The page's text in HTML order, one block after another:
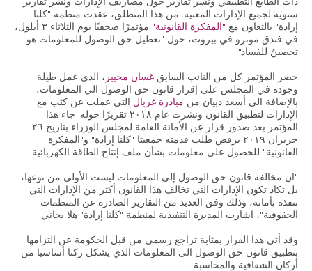
الصحافة و الإعلام
أحدث الإصدارات
الملفات الصحفية
إتصل بنا
AR
سنوية لجميع الإدارات المعنية. من هذا المنطلق، عقدت منظمة "كلنا
إرادة" بالتعاون مع "المفكرة القانونية"
مؤتمرًا صحفيًا يوم الثلاثاء ٣ أيلول،
في فندق مونرو في بيروت، حول "تعطيل حق الوصول للمعلومات هو
تحصينٌ للفساد".
حضر المؤتمر كل من النائب السابق غسان مخيبر ، الذي عمل طيلة
وجوده في المجلس على إقرار قانون حق الوصول الي المعلومات،
بالإضافة الى أسعد ذبيان من مبادرة غربال التي عملت عن كثب مع
الإدارات لتطبيق القانون ونشرت عام ٢٠١٨ تقريرًا حوله. جاء هذا
المؤتمر بعد صدور قرار عن الأمانة العامة لمجلس الوزراء بتاريخ ٢٦
حزيران ٢٠١٩ برفض طلب قدمته جمعيتا "كلنا إرادة" و"المفكرة
القانونية" للحصول على معلومات بشأن ملف إنتاج الطاقة الكهربائية.
"ان مخالفة قانون حق الوصول إلى المعلومات ليست الأولى من نوعها،
بل تكاد تكون الإدارات التي تخالف هذا القانون أكثر من الإدارات التي
تنفذه بأمانة، وذلك وفق العديد من التقارير الصادرة عن المنظمات
الحقوقية"، اشارت المديرة التنفيذية لمنظمة "كلنا إرادة" هلا بجاني.
وقد أتى هذا القرار بمثابة تراجع رسمي من قبل الحكومة عن التزامها
بتطبيق قانون حق الوصول الى المعلومات الذي يشكل ركنا أساسيا من
أركان الشفافية والمحاسبة.